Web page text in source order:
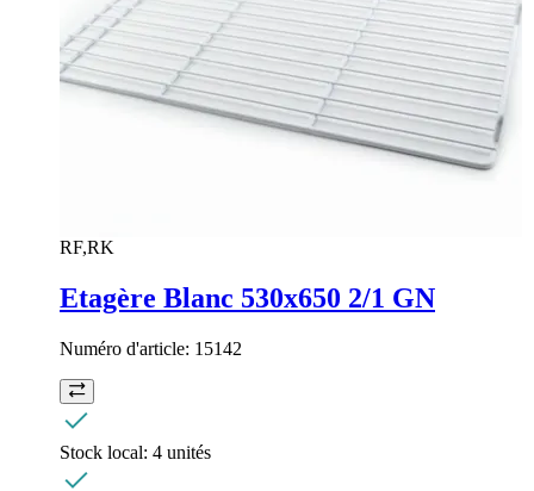
RF,RK
Etagère Blanc 530x650 2/1 GN
Numéro d'article: 15142
Stock local: 4 unités